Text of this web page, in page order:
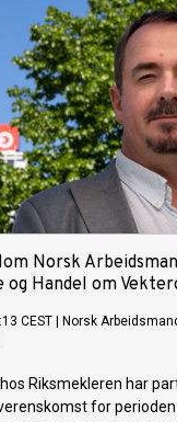
Norsk
og Handel om
CEST
Norsk
Riksmekleren har
for